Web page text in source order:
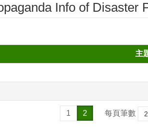
Info of Disaster
主
1 2 每頁筆數